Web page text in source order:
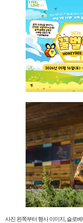
사진 왼쪽부터 행사 이미지, 슬로